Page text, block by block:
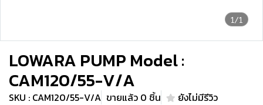
1/1
LOWARA PUMP Model :
CAM120/55-V/A
SKU : CAM120/55-V/A ขายแล้ว 0 ชิ้น ยังไม่มีรีวิว